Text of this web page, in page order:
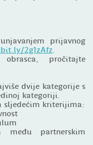
prijavnog
2g1zAfz.
pročitajte
dvije kategorije s
kategoriji.
sljedećim kriterijima:
među partnerskim